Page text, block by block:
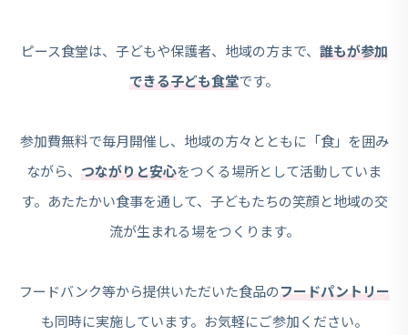
ピース食堂は、子どもや保護者、地域の方まで、 誰もが参加
できる子ども食堂です。
参加費無料で毎月開催し、地域の方々とともに「食」を囲み
ながら、 つながりと安心をつくる場所として活動していま
す。あたたかい食事を通して、子どもたちの笑顔と地域の交
流が生まれる場をつくります。
フードバンク等から提供いただいた食品のフードパントリー
も同時に実施しています。お気軽にご参加ください。